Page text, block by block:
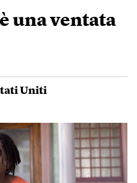
una ventata
Uniti